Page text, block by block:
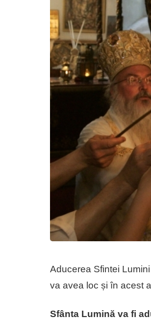
Aducerea Sfintei
va avea loc și în acest
Sfânta Lumină va fi